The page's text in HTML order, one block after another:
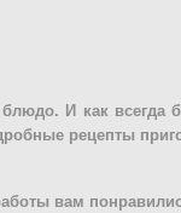
И как всегда
рецепты
вам